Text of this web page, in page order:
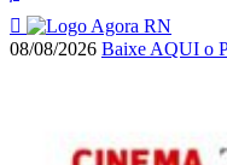
08/08/2026 Baixe AQUI o